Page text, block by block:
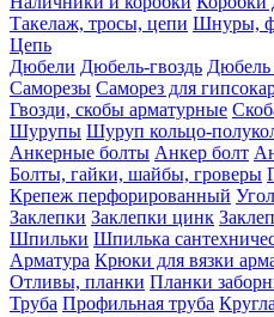
Такелаж, тросы, цепи Шнуры,
Цепь
Дюбели Дюбель-гвоздь Дюбель
Саморезы Саморез для
Гвозди, скобы арматурные
Шурупы Шуруп кольцо-
Анкерные болты Анкер болт
Болты, гайки, шайбы, гроверы
Крепеж перфорированный
Заклепки Заклепки цинк
Шпильки Шпилька
Арматура Крюки для вязки
Отливы, планки Планки
Труба Профильная труба